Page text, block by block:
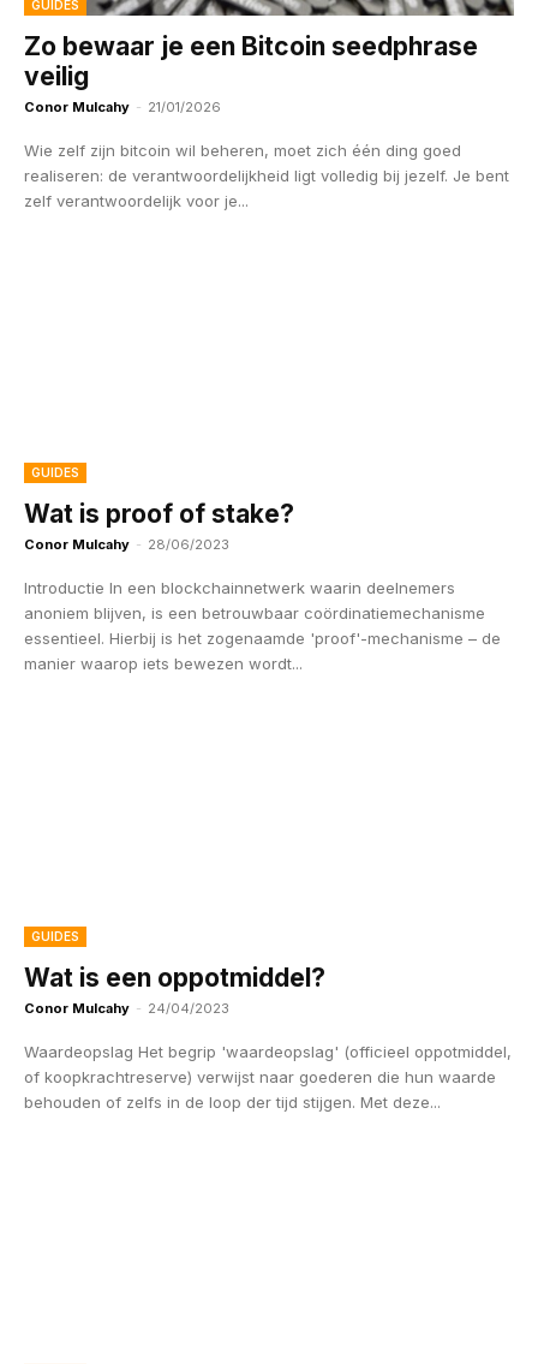
GUIDES
Zo bewaar je een Bitcoin seedphrase
veilig
Conor Mulcahy - 21/01/2026
Wie zelf zijn bitcoin wil beheren, moet zich één ding goed
realiseren: de verantwoordelijkheid ligt volledig bij jezelf. Je bent
zelf verantwoordelijk voor je...
GUIDES
Wat is proof of stake?
Conor Mulcahy - 28/06/2023
Introductie In een blockchainnetwerk waarin deelnemers
anoniem blijven, is een betrouwbaar coördinatiemechanisme
essentieel. Hierbij is het zogenaamde 'proof'-mechanisme – de
manier waarop iets bewezen wordt...
GUIDES
Wat is een oppotmiddel?
Conor Mulcahy - 24/04/2023
Waardeopslag Het begrip 'waardeopslag' (officieel oppotmiddel,
of koopkrachtreserve) verwijst naar goederen die hun waarde
behouden of zelfs in de loop der tijd stijgen. Met deze...